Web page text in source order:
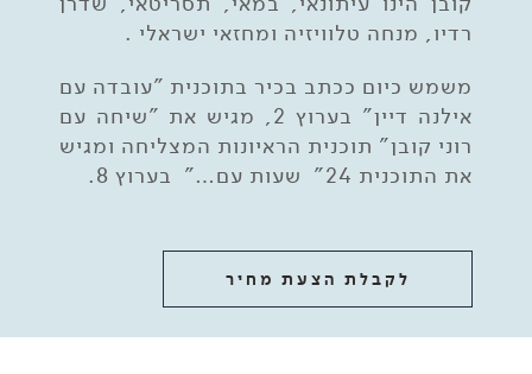
רדיו, מנחה טלוויזיה ומחזאי ישראלי .
משמש כיום ככתב בכיר בתוכנית "עובדה עם
אילנה דיין" בערוץ 2, מגיש את "שיחה עם
רוני קובן" תוכנית הראיונות המצליחה ומגיש
את התוכנית 24" שעות עם…" בערוץ 8.
לקבלת הצעת מחיר